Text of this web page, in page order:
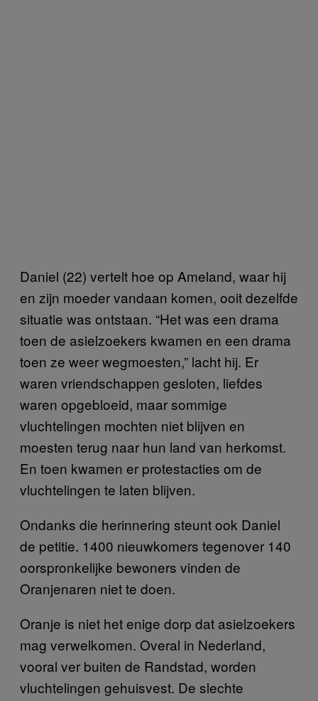
Daniel (22) vertelt hoe op Ameland, waar hij
en zijn moeder vandaan komen, ooit dezelfde
situatie was ontstaan. “Het was een drama
toen de asielzoekers kwamen en een drama
toen ze weer wegmoesten,” lacht hij. Er
waren vriendschappen gesloten, liefdes
waren opgebloeid, maar sommige
vluchtelingen mochten niet blijven en
moesten terug naar hun land van herkomst.
En toen kwamen er protestacties om de
vluchtelingen te laten blijven.
Ondanks die herinnering steunt ook Daniel
de petitie. 1400 nieuwkomers tegenover 140
oorspronkelijke bewoners vinden de
Oranjenaren niet te doen.
Oranje is niet het enige dorp dat asielzoekers
mag verwelkomen. Overal in Nederland,
vooral ver buiten de Randstad, worden
vluchtelingen gehuisvest. De slechte